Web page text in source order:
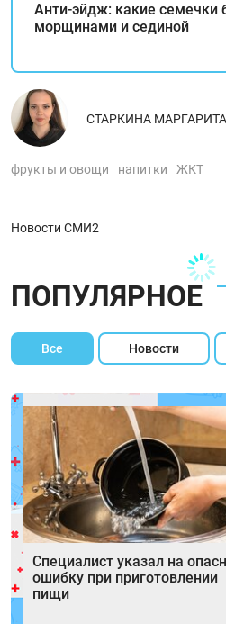
Анти-эйдж: какие семечки
морщинами и сединой
СТАРКИНА МАРГАРИТА
фрукты и овощи напитки ЖКТ
Новости СМИ2
ПОПУЛЯРНОЕ
Все Новости
Специалист указал на
ошибку при приготовлении
пищи